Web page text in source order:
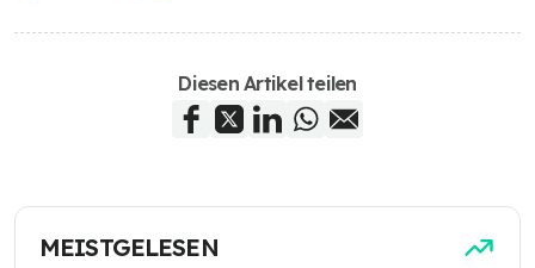
Diesen Artikel teilen
MEISTGELESEN